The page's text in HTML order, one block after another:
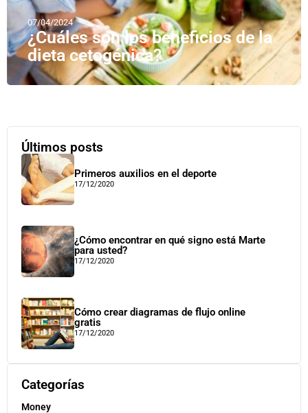
07/04/2024
¿Cuáles son los beneficios de la
dieta cetogénica?
Últimos posts
Primeros auxilios en el deporte
17/12/2020
¿Cómo encontrar en qué signo está Marte
para usted?
17/12/2020
Cómo crear diagramas de flujo online
gratis
17/12/2020
Categorías
Money